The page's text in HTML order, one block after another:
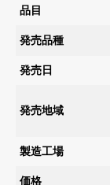
品目
発売品種
発売日
発売地域
製造工場
価格